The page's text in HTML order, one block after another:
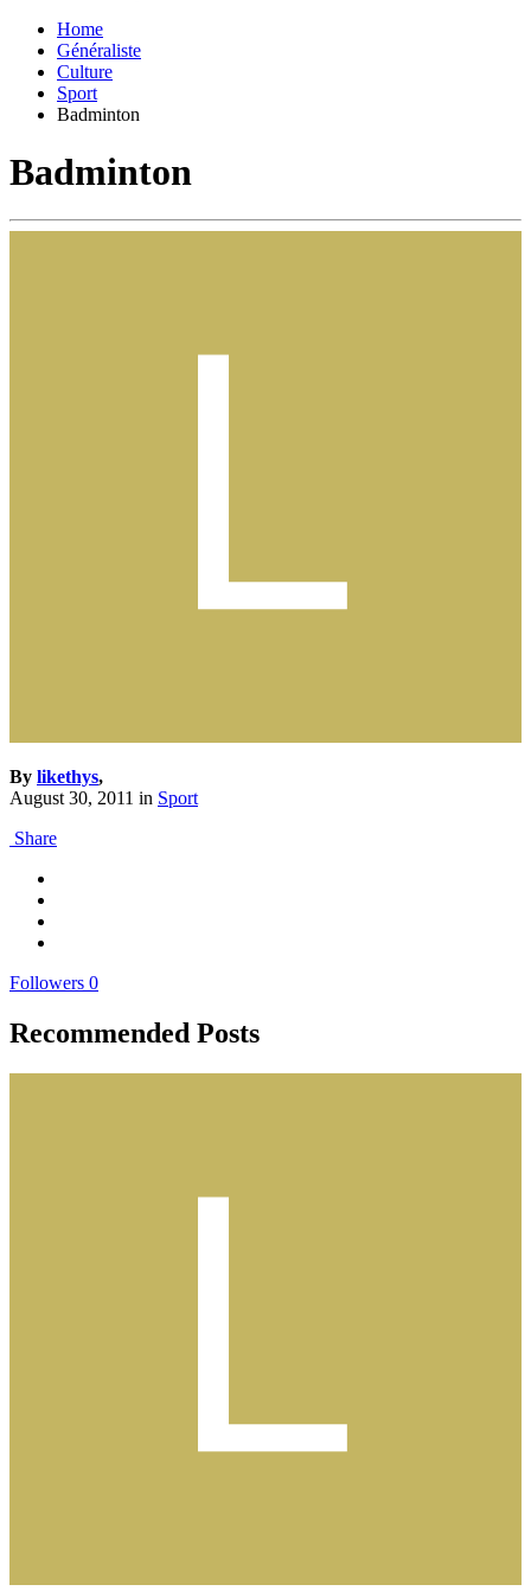
Home
Généraliste
Culture
Sport
Badminton
Badminton
By likethys,
August 30, 2011 in Sport
Share
Followers 0
Recommended Posts